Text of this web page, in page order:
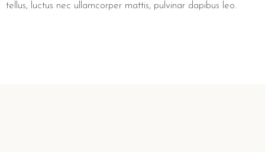
tellus, luctus nec ullamcorper mattis, pulvinar dapibus leo.